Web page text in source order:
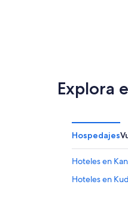
Explora
Hospedajes
Hoteles en
Hoteles en